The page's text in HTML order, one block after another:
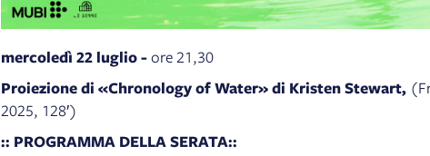
mercoledì 22 luglio -ore 21,30
Proiezione di «Chronology of Water» di Kristen Stewart,
2025, 128′)
:: PROGRAMMA DELLA SERATA::